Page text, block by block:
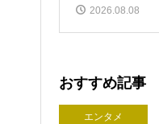
2026.08.08
おすすめ記事
エンタメ